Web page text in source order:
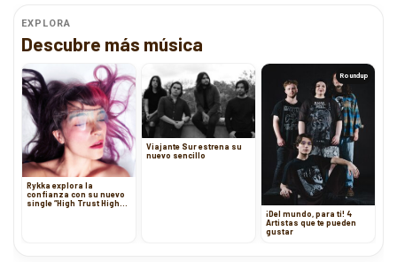
EXPLORA
Descubre más música
Rykka explora la
confianza con su nuevo
single “High Trust High
Viajante Sur estrena su
nuevo sencillo
Roundup
¡Del mundo, para ti! 4
Artistas que te pueden
gustar